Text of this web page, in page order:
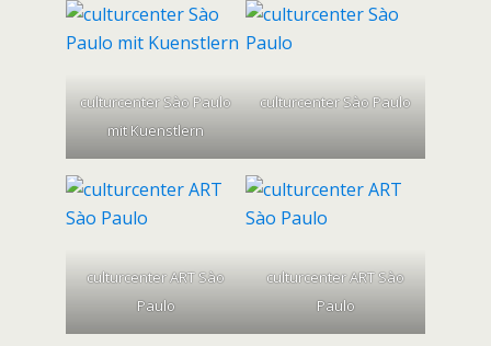
culturcenter Sào Paulo
mit Kuenstlern
culturcenter Sào Paulo
culturcenter ART Sào
Paulo
culturcenter ART Sào
Paulo